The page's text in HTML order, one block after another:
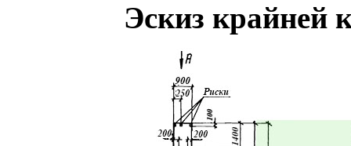
Эскиз крайней